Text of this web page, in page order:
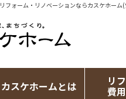
リフォーム・リノベーションならカスケホーム
カスケホームとは
リ
費